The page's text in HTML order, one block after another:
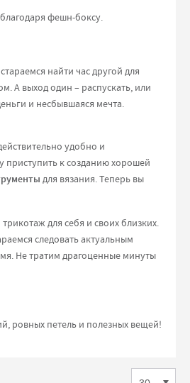
фешн-боксу.
найти час другой для
А выход один – распускать, или
и несбывшаяся мечта.
удобно и
приступить к созданию хорошей
для вязания. Теперь вы
для себя и своих близких.
следовать актуальным
Не тратим драгоценные минуты
ровных петель и полезных вещей!